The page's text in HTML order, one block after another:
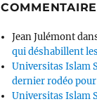
Jean Julémont
qui déshabillent
Universitas Islam
dernier rodéo
Universitas Islam